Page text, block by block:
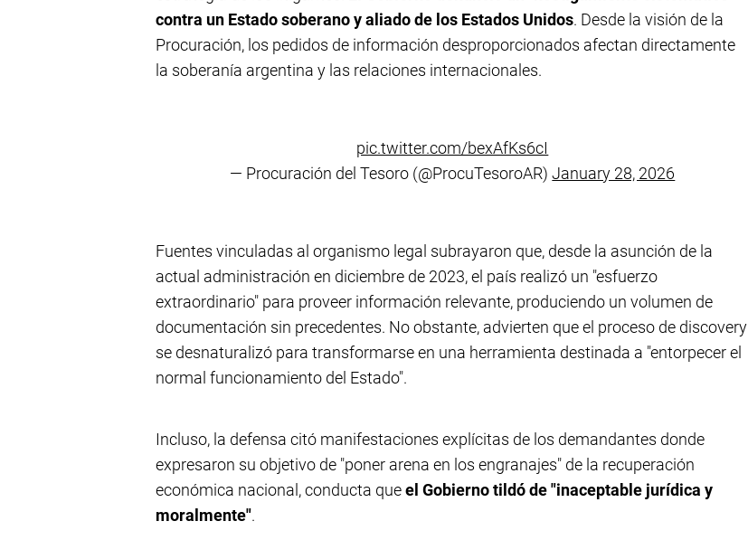
contra un Estado soberano y aliado de los Estados Unidos. Desde la visión de la
Procuración, los pedidos de información desproporcionados afectan directamente
la soberanía argentina y las relaciones internacionales.
pic.twitter.com/bexAfKs6cI
— Procuración del Tesoro (@ProcuTesoroAR)January 28, 2026
Fuentes vinculadas al organismo legal subrayaron que, desde la asunción de la
actual administración en diciembre de 2023, el país realizó un "esfuerzo
extraordinario" para proveer información relevante, produciendo un volumen de
documentación sin precedentes. No obstante, advierten que el proceso de discovery
se desnaturalizó para transformarse en una herramienta destinada a "entorpecer el
normal funcionamiento del Estado".
Incluso, la defensa citó manifestaciones explícitas de los demandantes donde
expresaron su objetivo de "poner arena en los engranajes" de la recuperación
económica nacional, conducta queel Gobierno tildó de "inaceptable jurídica y
moralmente".